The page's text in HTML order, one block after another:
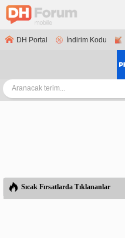
DH Portal İndirim Kodu
Sıcak Fırsatlarda Tıklananlar